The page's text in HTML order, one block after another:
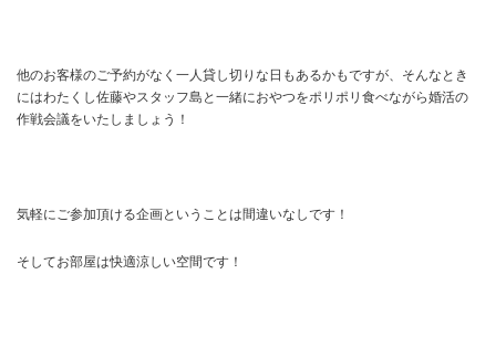
他のお客様のご予約がなく一人貸し切りな日もあるかもですが、そんなとき
にはわたくし佐藤やスタッフ島と一緒におやつをポリポリ食べながら婚活の
作戦会議をいたしましょう！
気軽にご参加頂ける企画ということは間違いなしです！
そしてお部屋は快適涼しい空間です！